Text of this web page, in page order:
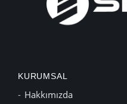
KURUMSAL
Hakkımızda